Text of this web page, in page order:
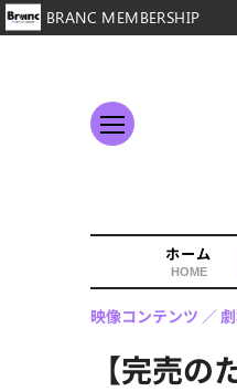
ホーム
HOME
【完売
映像コンテンツ
BRANC MEMBERSHIP